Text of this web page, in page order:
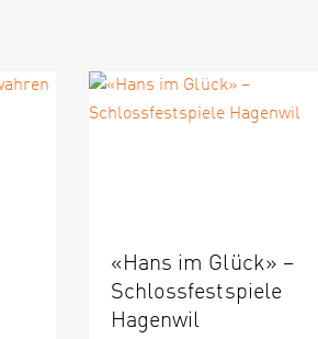
«Hans im Glück» –
Schlossfestspiele
Hagenwil